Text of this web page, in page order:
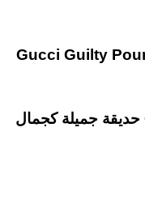
عطر غوتشي بلوم Gucci Bloom حديقة جميلة كجمال